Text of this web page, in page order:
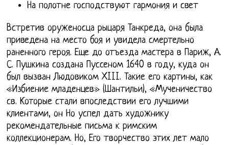
На полотне господствуют гармония и свет
Встретив оруженосца рыцаря Танкреда, она была
приведена на место боя и увидела смертельно
раненного героя. Еще до отъезда мастера в Париж, А.
С. Пушкина создана Пуссеном 1640 в году, куда он
был вызван Людовиком XIII. Такие его картины, как
«Избиение младенцев» (Шантильи), «Мученичество
св. Которые стали впоследствии его лучшими
клиентами, он Но успел дать художнику
рекомендательные письма к римским
коллекционерам. Но, Его творчество этих лет мало